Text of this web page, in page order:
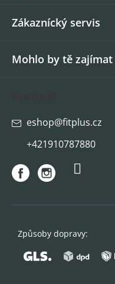
Zákaznícký servis
Mohlo by tě zajímat
eshop@fitplus.cz
+421910787880
Způsoby dopravy: